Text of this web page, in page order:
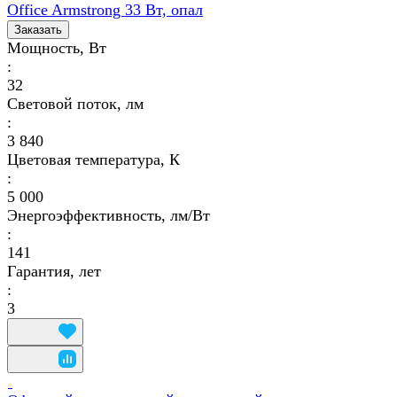
Office Armstrong 33 Вт, опал
Заказать
Мощность, Вт
:
32
Световой поток, лм
:
3 840
Цветовая температура, К
:
5 000
Энергоэффективность, лм/Вт
:
141
Гарантия, лет
:
3